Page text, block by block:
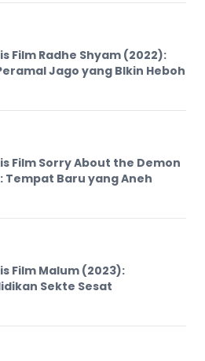
Film Radhe Shyam (2022):
Jago yang BIkin Heboh
Film Sorry About the Demon
Tempat Baru yang Aneh
Film Malum (2023):
Sekte Sesat